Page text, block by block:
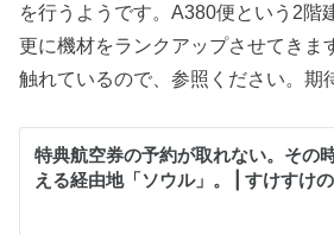
を行うようです。A380便という2階
更に機材をランクアップさせてきま
触れているので、参照ください。期